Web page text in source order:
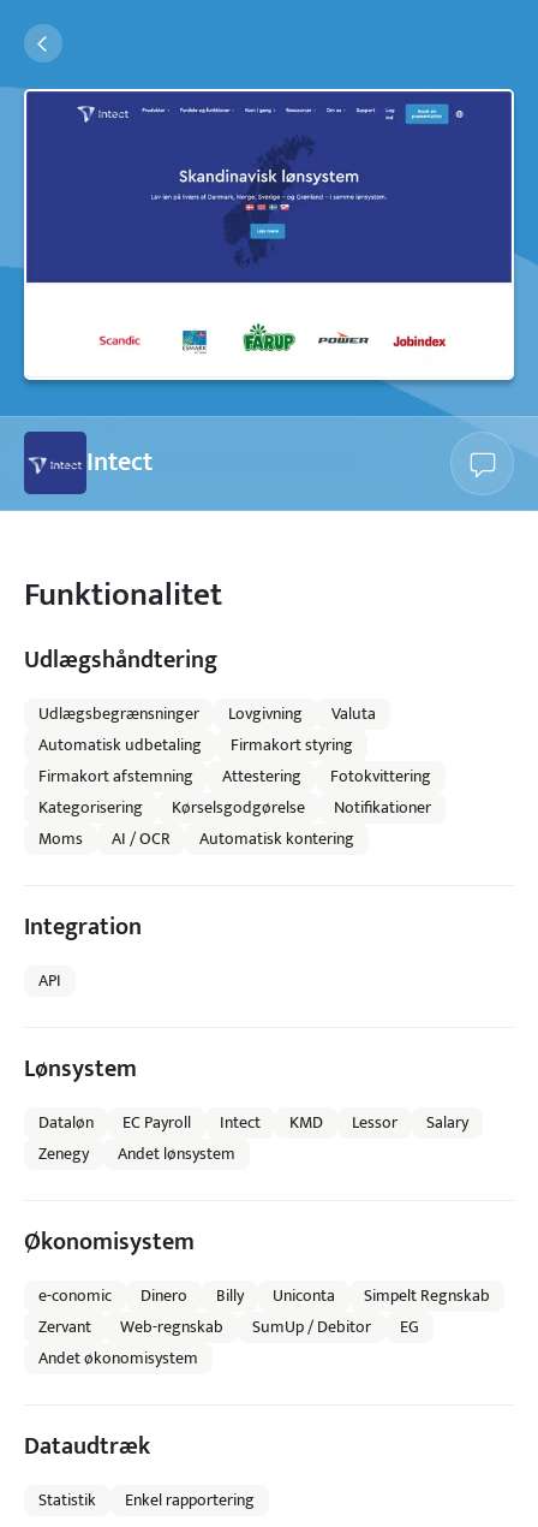
Intect
Funktionalitet
Udlægshåndtering
Udlægsbegrænsninger Lovgivning
Valuta
Automatisk udbetaling
Firmakort styring
Firmakort afstemning
Attestering
Fotokvittering
Kategorisering
Kørselsgodgørelse
Notifikationer
Moms
AI / OCR Automatisk kontering
Integration
API
Lønsystem
Dataløn EC Payroll Intect KMD Lessor
Salary
Zenegy
Andet lønsystem
Økonomisystem
e-conomic Dinero Billy Uniconta
Simpelt Regnskab
Zervant
Web-regnskab SumUp / Debitor
EG
Andet økonomisystem
Dataudtræk
Statistik Enkel rapportering